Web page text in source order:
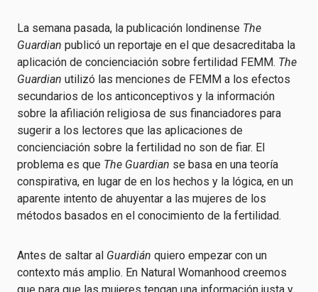
La semana pasada, la publicación londinense The
Guardian publicó un reportaje en el que desacreditaba la
aplicación de concienciación sobre fertilidad FEMM. The
Guardian utilizó las menciones de FEMM a los efectos
secundarios de los anticonceptivos y la información
sobre la afiliación religiosa de sus financiadores para
sugerir a los lectores que las aplicaciones de
concienciación sobre la fertilidad no son de fiar. El
problema es que The Guardian se basa en una teoría
conspirativa, en lugar de en los hechos y la lógica, en un
aparente intento de ahuyentar a las mujeres de los
métodos basados en el conocimiento de la fertilidad.
Antes de saltar al Guardián quiero empezar con un
contexto más amplio. En Natural Womanhood creemos